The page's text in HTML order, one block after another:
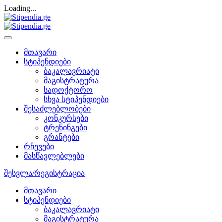
Loading...
მთავარი
სტიპენდიები
ბაკალავრიატი
მაგისტრატურა
სადოქტორო
სხვა სტიპენდიები
შესაძლებლობები
კონკურსები
ტრენინგები
გრანტები
რჩევები
მასწავლებლები
შესვლა/რეგისტრაცია
მთავარი
სტიპენდიები
ბაკალავრიატი
მაგისტრატურა